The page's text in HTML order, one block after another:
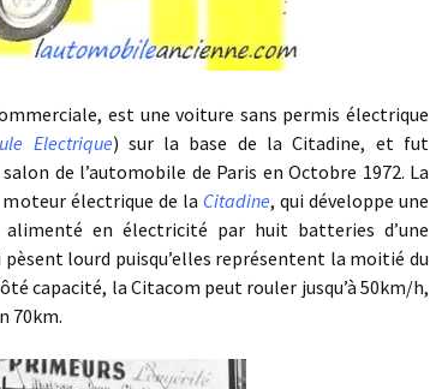
est une voiture sans permis électrique
Electrique) sur la base de la Citadine, et fut
de l’automobile de Paris en Octobre 1972. La
électrique de la Citadine, qui développe une
alimenté en électricité par huit batteries d’une
lourd puisqu’elles représentent la moitié du
capacité, la Citacom peut rouler jusqu’à 50km/h,
70km.